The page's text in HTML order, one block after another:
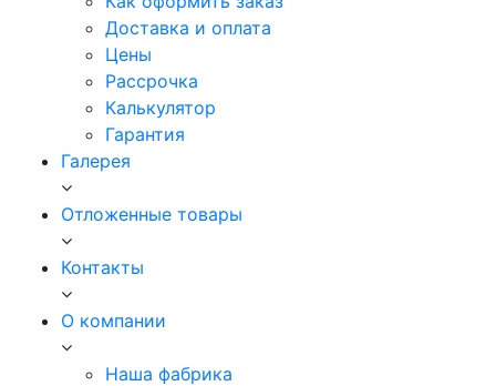
Доставка и оплата
Цены
Рассрочка
Калькулятор
Гарантия
Галерея
Отложенные товары
Контакты
О компании
Наша фабрика